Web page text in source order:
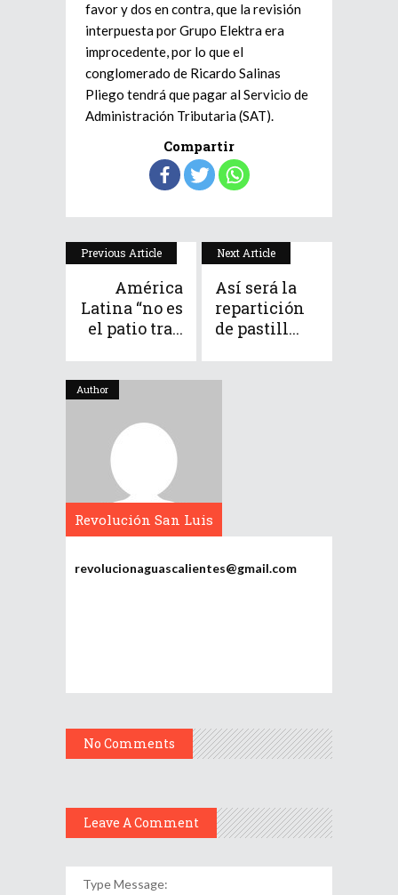
favor y dos en contra, que la revisión
interpuesta por Grupo Elektra era
improcedente, por lo que el
conglomerado de Ricardo Salinas
Pliego tendrá que pagar al Servicio de
Administración Tributaria (SAT).
Compartir
Previous Article
América
Latina “no es
el patio tra...
Next Article
Así será la
repartición
de pastill...
Author
Revolución San Luis
revolucionaguascalientes@gmail.com
No Comments
Leave A Comment